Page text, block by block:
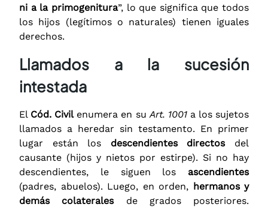
ni a la primogenitura”, lo que significa que todos
los hijos (legítimos o naturales) tienen iguales
derechos.
Llamados a la sucesión
intestada
El Cód. Civilenumera en suArt. 1001a los sujetos
llamados a heredar sin testamento. En primer
lugar están los descendientes directosdel
causante (hijos y nietos por estirpe). Si no hay
descendientes, le siguen los ascendientes
(padres, abuelos). Luego, en orden, hermanos y
demás colateralesde grados posteriores.